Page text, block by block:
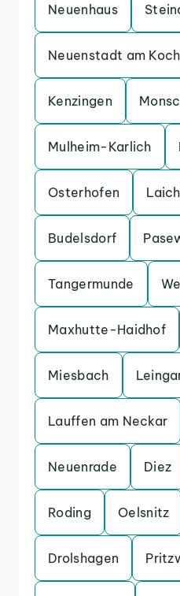
Neuenhaus
Neuenstadt am
Kenzingen
Mulheim-Karlich
Osterhofen
Budelsdorf
Tangermunde
Maxhutte-Haidhof
Miesbach
Lauffen am Neckar
Neuenrade Diez
Roding Oelsnitz
Drolshagen